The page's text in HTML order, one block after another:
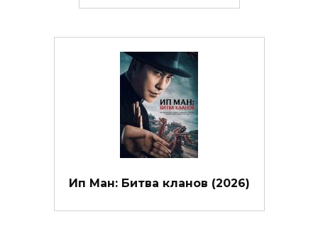
Ип Ман: Битва кланов (2026)